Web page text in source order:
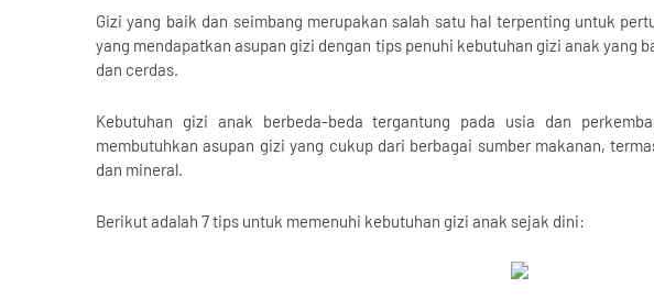
Gizi yang baik dan seimbang merupakan salah satu hal terpenting untuk
yang mendapatkan asupan gizi dengan tips penuhi kebutuhan gizi anak yang
dan cerdas.
Kebutuhan gizi anak berbeda-beda tergantung pada usia dan
membutuhkan asupan gizi yang cukup dari berbagai sumber makanan,
dan mineral.
Berikut adalah 7 tips untuk memenuhi kebutuhan gizi anak sejak dini: